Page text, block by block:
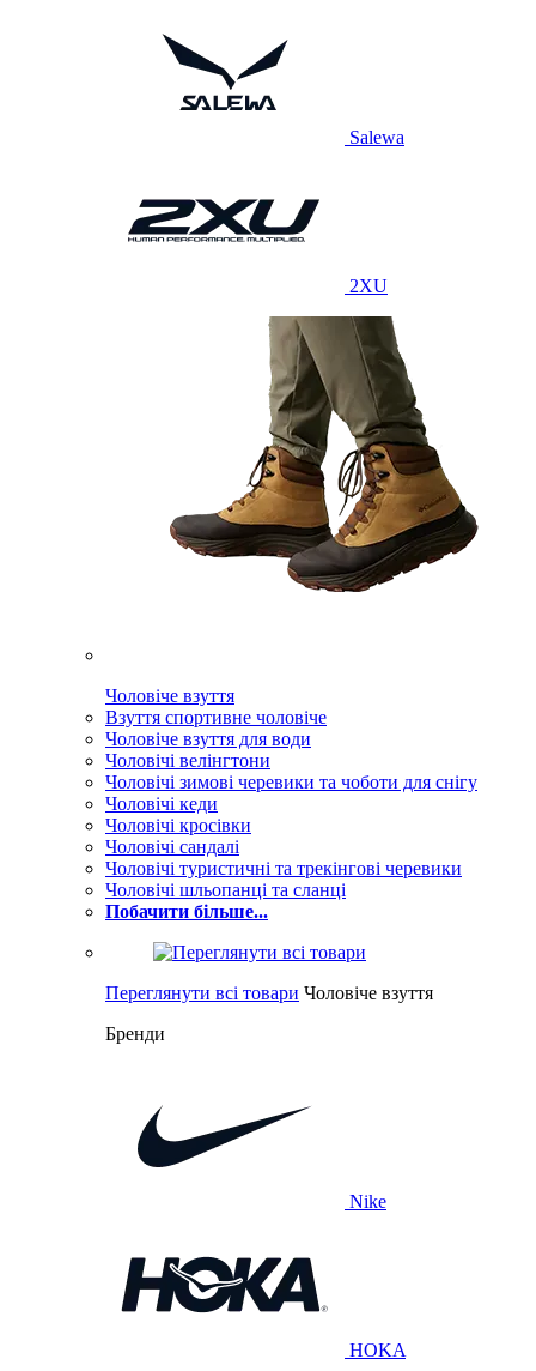
Salewa
2XU
Чоловіче взуття
Взуття спортивне чоловіче
Чоловіче взуття для води
Чоловічі велінгтони
Чоловічі зимові черевики та чоботи для снігу
Чоловічі кеди
Чоловічі кросівки
Чоловічі сандалі
Чоловічі туристичні та трекінгові черевики
Чоловічі шльопанці та сланці
Побачити більше...
Переглянути всі товари Чоловіче взуття
Бренди
Nike
HOKA